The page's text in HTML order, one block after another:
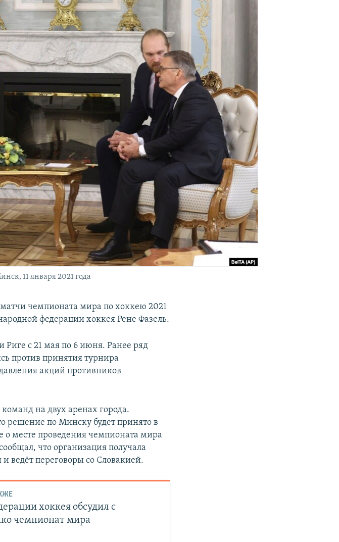
11 января 2021 года
чемпионата мира по хоккею 2021
федерации хоккея Рене Фазель.
с 21 мая по 6 июня. Ранее ряд
против принятия турнира
акций противников
на двух аренах города.
решение по Минску будет принято в
месте проведения чемпионата мира
что организация получала
ведёт переговоры со Словакией.
хоккея обсудил с
чемпионат мира